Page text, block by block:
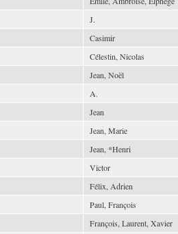
J.
Casimir
Célestin, Nicolas
Jean, Noël
A.
Jean
Jean, Marie
Jean, *Henri
Victor
Félix, Adrien
Paul, François
François, Laurent, Xavier